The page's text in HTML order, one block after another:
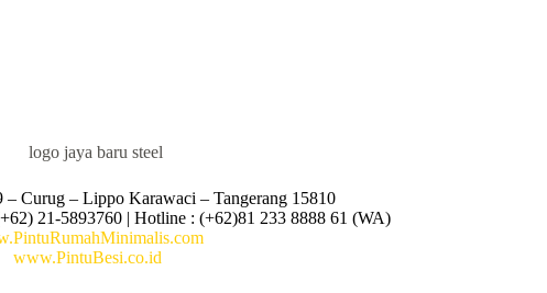
– Curug –Lippo Karawaci – Tangerang 15810
21-5893760 | Hotline : (+62)81 233 8888 61 (WA)
www.PintuBesi.co.id